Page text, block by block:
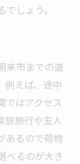
来市へ
ー選択法
旅行を実
ーの魅力
タカーで
しょう。
来市までの道
例えば、途中
ではアクセス
族旅行や友人
あるので荷物
べるのが大き